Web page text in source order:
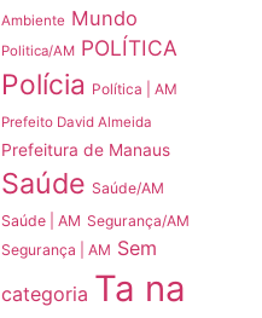
Ambiente Mundo
Politica/AM POLÍTICA
Polícia Política | AM
Prefeito David Almeida
Prefeitura de Manaus
Saúde Saúde/AM
Saúde | AM Segurança/AM
Segurança | AM Sem
categoria Ta na